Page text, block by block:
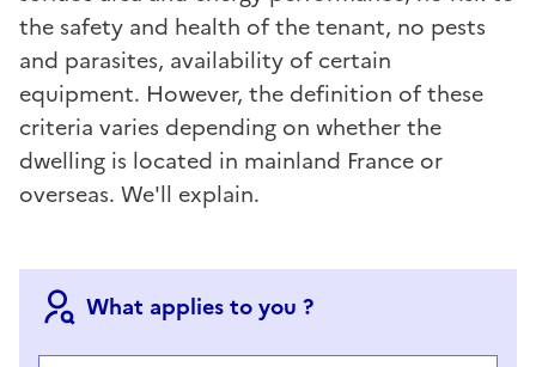
the safety and health of the tenant, no pests
and parasites, availability of certain
equipment. However, the definition of these
criteria varies depending on whether the
dwelling is located in mainland France or
overseas. We'll explain.
What applies to you ?